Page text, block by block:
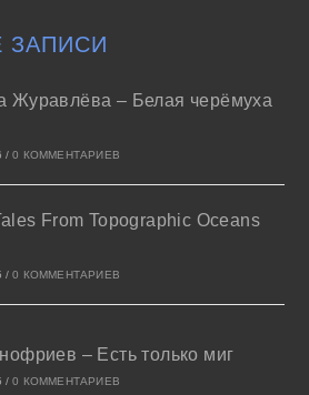
ЗАПИСИ
Журавлёва – Белая черёмуха
/ 0 КОММЕНТАРИЕВ
From Topographic Oceans
/ 0 КОММЕНТАРИЕВ
– Есть только миг
/ 0 КОММЕНТАРИЕВ